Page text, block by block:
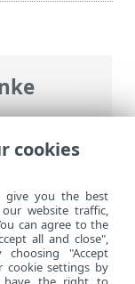
cookies
give you the best
website traffic,
can agree to the
all and close",
choosing "Accept
cookie settings by